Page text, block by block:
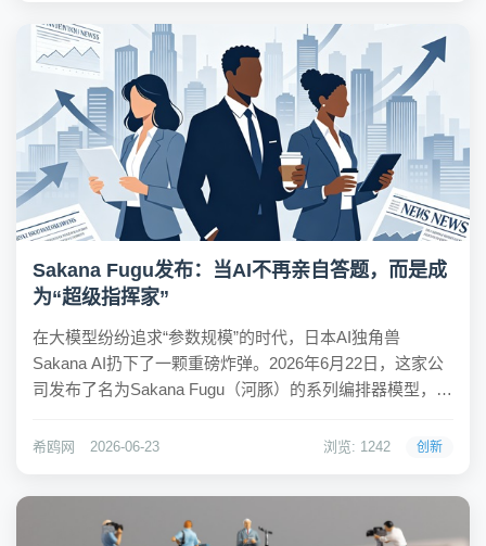
Sakana Fugu发布：当AI不再亲自答题，而是成
为“超级指挥家”
在大模型纷纷追求“参数规模”的时代，日本AI独角兽
Sakana AI扔下了一颗重磅炸弹。2026年6月22日，这家公
司发布了名为Sakana Fugu（河豚）的系列编排器模型，包
从不试图亲自回答问题，它更像一个精通“指挥术”的大
希鸥网 2026-06-23 浏览: 1242 创新